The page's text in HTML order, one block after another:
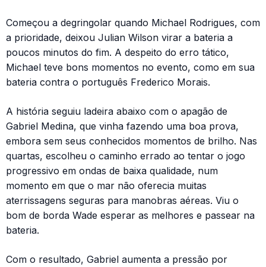
Começou a degringolar quando Michael Rodrigues, com
a prioridade, deixou Julian Wilson virar a bateria a
poucos minutos do fim. A despeito do erro tático,
Michael teve bons momentos no evento, como em sua
bateria contra o português Frederico Morais.
A história seguiu ladeira abaixo com o apagão de
Gabriel Medina, que vinha fazendo uma boa prova,
embora sem seus conhecidos momentos de brilho. Nas
quartas, escolheu o caminho errado ao tentar o jogo
progressivo em ondas de baixa qualidade, num
momento em que o mar não oferecia muitas
aterrissagens seguras para manobras aéreas. Viu o
bom de borda Wade esperar as melhores e passear na
bateria.
Com o resultado, Gabriel aumenta a pressão por